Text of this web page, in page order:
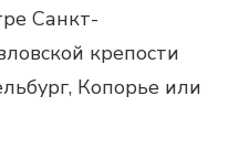
Санкт-
крепости
Копорье или